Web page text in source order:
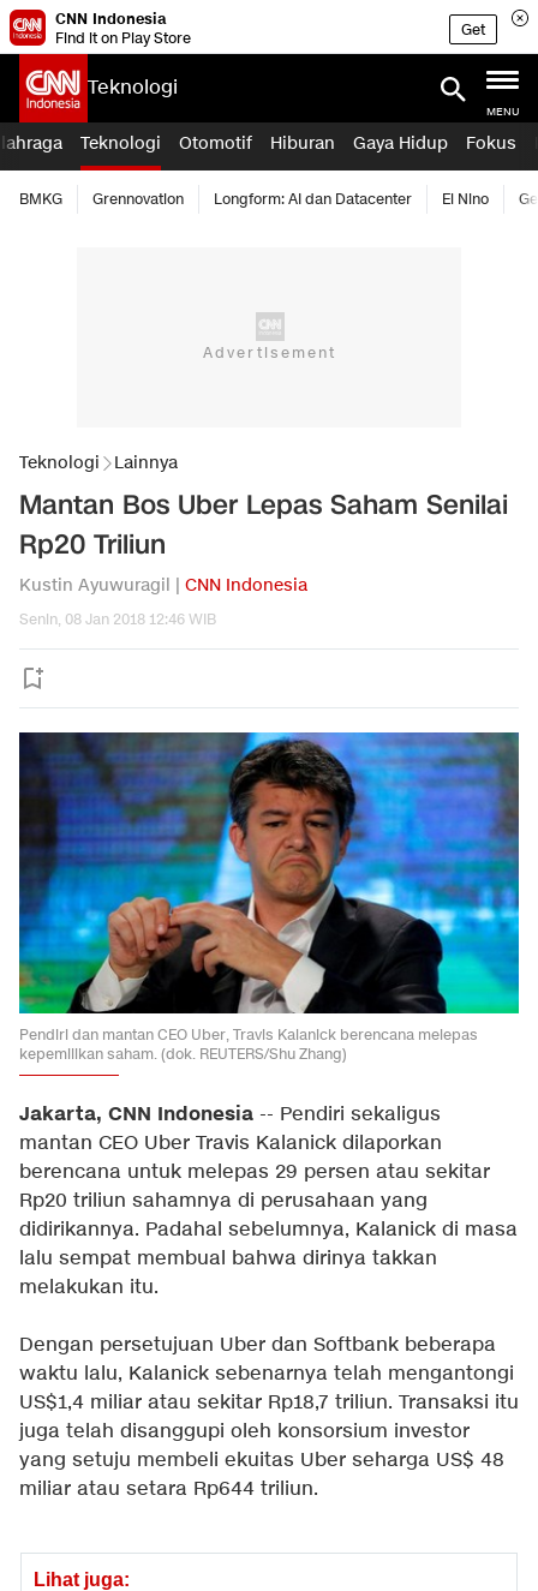
CNN Indonesia
Find it on Play Store
Get
Teknologi
MENU
Teknologi Otomotif Hiburan Gaya Hidup Fokus
BMKG Grennovation Longform: AI dan Datacenter El Nino
Teknologi Lainnya
Mantan Bos Uber Lepas Saham Senilai
Rp20 Triliun
Kustin Ayuwuragil | CNN Indonesia
Senin, 08 Jan 2018 12:46 WIB
Pendiri dan mantan CEO Uber, Travis Kalanick berencana melepas
kepemilikan saham. (dok. REUTERS/Shu Zhang)
Jakarta, CNN Indonesia -- Pendiri sekaligus
mantan CEO Uber Travis Kalanick dilaporkan
berencana untuk melepas 29 persen atau sekitar
Rp20 triliun sahamnya di perusahaan yang
didirikannya. Padahal sebelumnya, Kalanick di masa
lalu sempat membual bahwa dirinya takkan
melakukan itu.
Dengan persetujuan Uber dan Softbank beberapa
waktu lalu, Kalanick sebenarnya telah mengantongi
US$1,4 miliar atau sekitar Rp18,7 triliun. Transaksi itu
juga telah disanggupi oleh konsorsium investor
yang setuju membeli ekuitas Uber seharga US$ 48
miliar atau setara Rp644 triliun.
Lihat juga: